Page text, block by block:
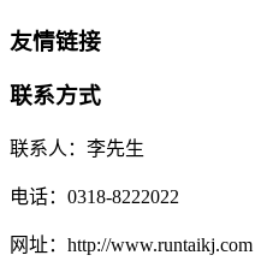
友情链接
联系方式
联系人：李先生
电话：0318-8222022
网址：http://www.runtaikj.com